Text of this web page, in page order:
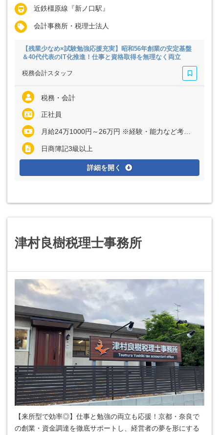
近鉄橿原線『新ノ口駅』
会計事務所・税理士法人
【残業少なめ×試験勉強応援充実】昭和56年創業の安定基盤
＆40代代表のIT化推進！仕事と資格取得を無理なく両立
税務会計スタッフ
税務・会計
正社員
月給24万1000円～26万円 ※経験・能力など考慮の上、決定いたします ※上記に固定残業代（月10～12時間分＝1万8000円～2万1000円）を含む ※超過分は別途全額支給
日商簿記3級以上
詳細を開く
津村良樹税理士事務所
【来所型で効率◎】仕事と勉強の両立も応援！京都・奈良で
の創業・資金調達を徹底サポートし、経営者の夢を形にする